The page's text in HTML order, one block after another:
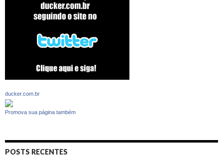
ducker.com.br
Promova sua página também
POSTS RECENTES